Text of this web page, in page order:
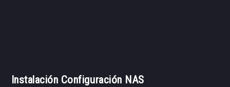
Instalación Configuración NAS